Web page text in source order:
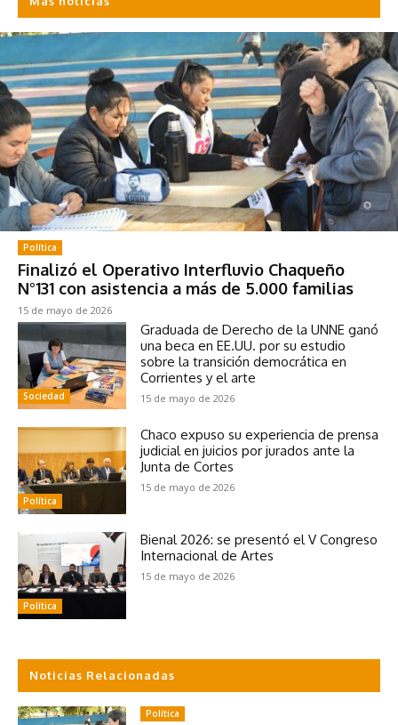
Política
Finalizó el Operativo Interfluvio Chaqueño
N°131 con asistencia a más de 5.000 familias
15 de mayo de 2026
Sociedad
Graduada de Derecho de la UNNE ganó
una beca en EE.UU. por su estudio
sobre la transición democrática en
Corrientes y el arte
15 de mayo de 2026
Política
Chaco expuso su experiencia de prensa
judicial en juicios por jurados ante la
Junta de Cortes
15 de mayo de 2026
Política
Bienal 2026: se presentó el V Congreso
Internacional de Artes
15 de mayo de 2026
Noticias Relacionadas
Política